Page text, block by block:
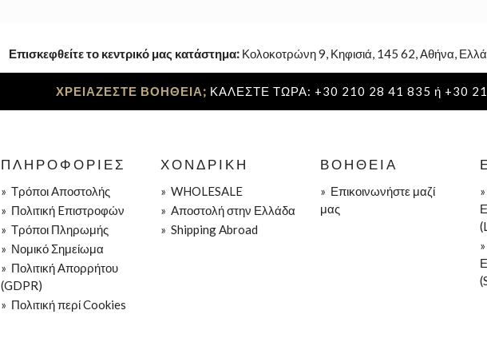
Επισκεφθείτε το κεντρικό μας κατάστημα:Κολοκοτρώνη 9, Κηφισιά, 145 62, Αθήνα,
ΧΡΕΙΑΖΕΣΤΕ ΒΟΗΘΕΙΑ; ΚΑΛΕΣΤΕ ΤΩΡΑ: +30 210 28 41 835 ή +30
ΠΛΗΡΟΦΟΡΊΕΣ
» Τρόποι Aποστολής
» Πολιτική Eπιστροφών
» Τρόποι Πληρωμής
» Νομικό Σημείωμα
» Πολιτική Απορρήτου
(GDPR)
» Πολιτική περί Cookies
ΧΟΝΔΡΙΚΉ
» WHOLESALE
» Aποστολή στην Ελλάδα
» Shipping Abroad
ΒΟΉΘΕΙΑ
» Επικοινωνήστε μαζί
μας